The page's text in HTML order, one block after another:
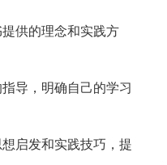
供的理念和实践方
导，明确自己的学习
启发和实践技巧，提